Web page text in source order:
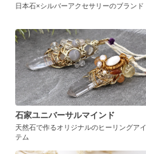
日本石×シルバーアクセサリーのブランド
石家ユニバーサルマインド
天然石で作るオリジナルのヒーリングアイ
テム